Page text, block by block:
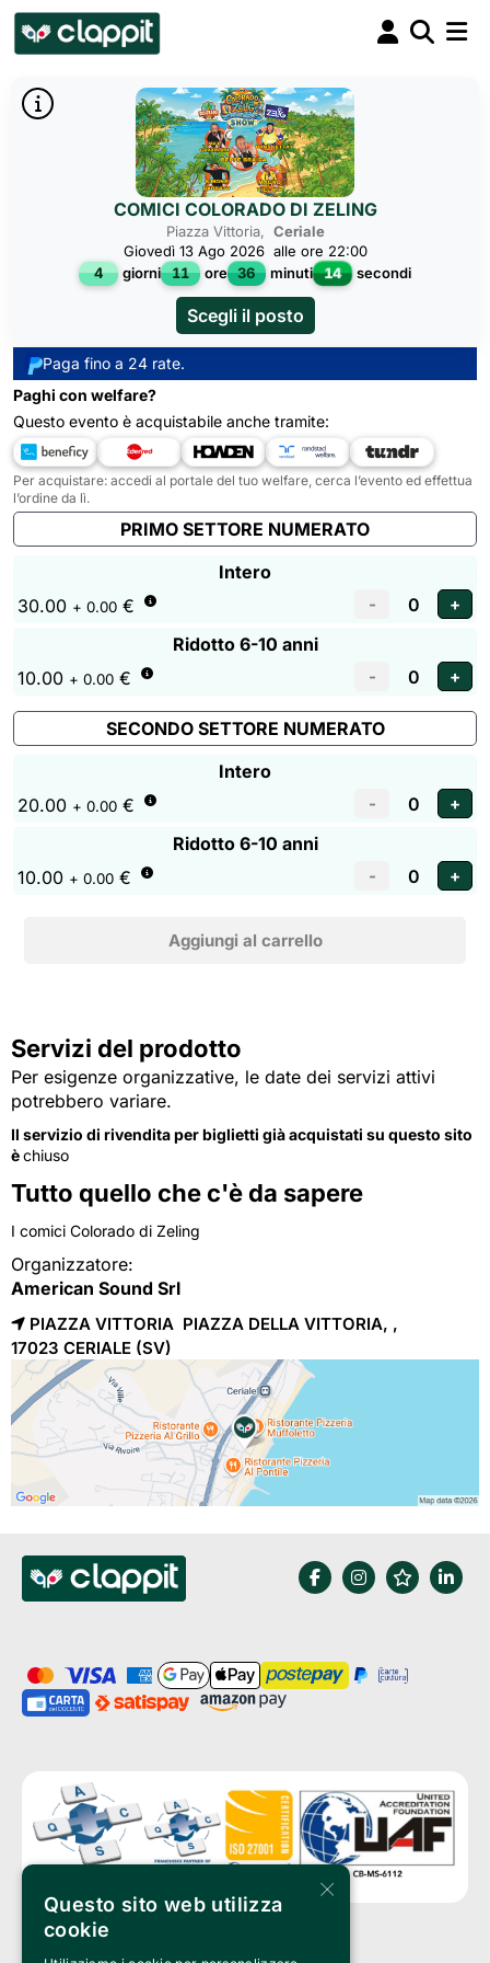
COMICI COLORADO DI ZELING
Piazza Vittoria, Ceriale
Giovedì 13 Ago 2026 alle ore 22:00
4
giorni 11 ore 36 minuti 14 secondi
Scegli il posto
Paga fino a 24 rate.
Paghi con welfare?
Questo evento è acquistabile anche tramite:
Per acquistare: accedi al portale del tuo welfare, cerca l’evento ed effettua
l’ordine da lì.
PRIMO SETTORE NUMERATO
Intero
30.00 + 0.00 €
Ridotto 6-10 anni
10.00 + 0.00 €
SECONDO SETTORE NUMERATO
Intero
20.00 + 0.00 €
Ridotto 6-10 anni
10.00 + 0.00 €
Servizi del prodotto
Per esigenze organizzative, le date dei servizi attivi
potrebbero variare.
Il servizio di rivendita per biglietti già acquistati su questo sito
èchiuso
Tutto quello che c'è da sapere
I comici Colorado di Zeling
Organizzatore:
American Sound Srl
PIAZZA VITTORIA PIAZZA DELLA VITTORIA, ,
17023 CERIALE (SV)
×
Questo sito web utilizza
cookie